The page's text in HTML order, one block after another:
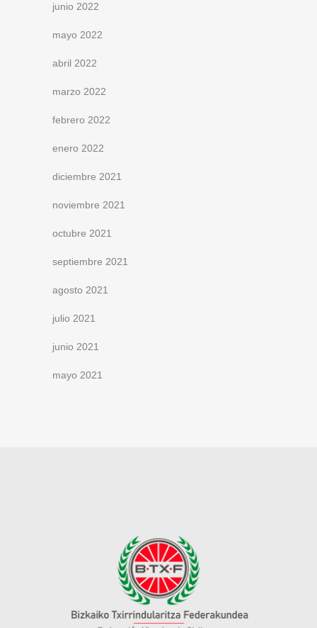
junio 2022
mayo 2022
abril 2022
marzo 2022
febrero 2022
enero 2022
diciembre 2021
noviembre 2021
octubre 2021
septiembre 2021
agosto 2021
julio 2021
junio 2021
mayo 2021